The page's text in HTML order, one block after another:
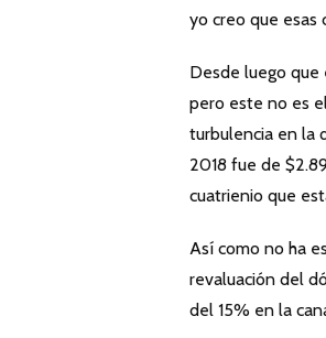
yo creo que esas
Desde luego
pero este no es
turbulencia en la
2018 fue de
cuatrienio que
Así como no ha
revaluación del
del 15% en la